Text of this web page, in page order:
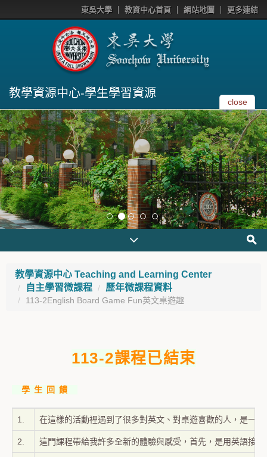
東吳大學 教資中心首頁 網站地圖 更多連結
教學資源中心-學生學習資源
close
教學資源中心 Teaching and Learning Center
自主學習微課程
歷年微課程資料
113-2English Board Game Fun英文桌遊趣
113-2課程已結束
學 生 回 饋
1. 在這樣的活動裡遇到了很多對英文、對桌遊喜歡的人，是一
2. 這門課程帶給我許多全新的體驗與感受，首先，是用英語接